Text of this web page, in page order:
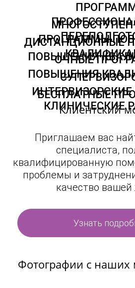
ПРОГРАММЫ
ДИСТАНЦИОННЫЕ
ПОВЫШЕНИЯ
ОЧНЫЕ
ПОВЫШЕНИЯ
КЛИНИЧЕСКИЕ
БЕСПЛАТНЫЕ
Клиентский
Приглашаем вас
специалиста,
квалифицированную
проблемы и
качество
Узнать
Фотографии с наших